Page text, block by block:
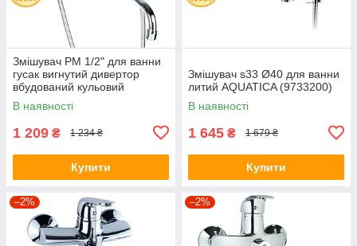
Змішувач PM 1/2" для ванни
гусак вигнутий дивертор
вбудований кульовий
AQUATICA PM-5C457C
(9780220)
В наявності
1 209 ₴ 1 234 ₴
Купити
Змішувач s33 Ø40 для ванни
литий AQUATICA (9733200)
В наявності
1 645 ₴ 1 679 ₴
Купити
–2% –2%